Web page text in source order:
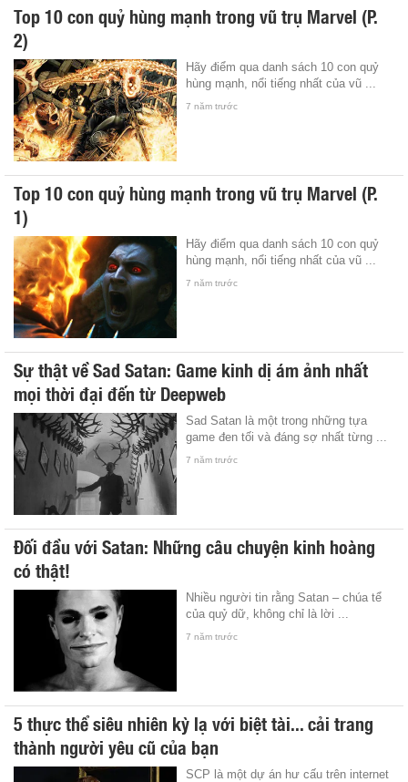
Top 10 con quỷ hùng mạnh trong vũ trụ Marvel (P.
2)
Hãy điểm qua danh sách 10 con quỷ
hùng mạnh, nổi tiếng nhất của vũ ...
7 năm trước
Top 10 con quỷ hùng mạnh trong vũ trụ Marvel (P.
1)
Hãy điểm qua danh sách 10 con quỷ
hùng mạnh, nổi tiếng nhất của vũ ...
7 năm trước
Sự thật về Sad Satan: Game kinh dị ám ảnh nhất
mọi thời đại đến từ Deepweb
Sad Satan là một trong những tựa
game đen tối và đáng sợ nhất từng ...
7 năm trước
Đối đầu với Satan: Những câu chuyện kinh hoàng
có thật!
Nhiều người tin rằng Satan – chúa tể
của quỷ dữ, không chỉ là lời ...
7 năm trước
5 thực thể siêu nhiên kỳ lạ với biệt tài... cải trang
thành người yêu cũ của bạn
SCP là một dự án hư cấu trên internet